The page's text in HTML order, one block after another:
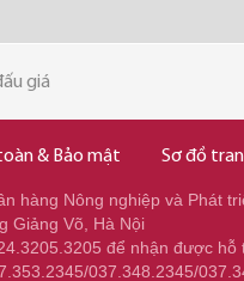
giá
& Bảo mật Sơ đồ
hàng Nông nghiệp và Phát
Giảng Võ, Hà Nội
để nhận được hỗ
037.348.2345/